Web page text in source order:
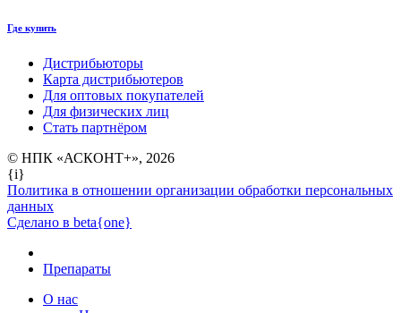
Где купить
Дистрибьюторы
Карта дистрибьютеров
Для оптовых покупателей
Для физических лиц
Стать партнёром
© НПК «АСКОНТ+», 2026
{i}
Политика в отношении организации обработки персональных
данных
Сделано в beta{one}
Препараты
О нас